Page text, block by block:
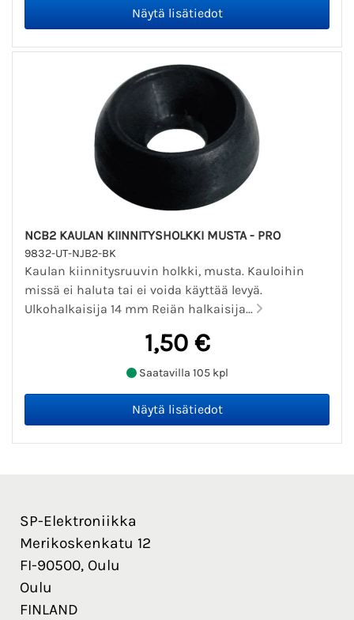
NCB2 KAULAN KIINNITYSHOLKKI MUSTA - PRO
9832-UT-NJB2-BK
Kaulan kiinnitysruuvin holkki, musta. Kauloihin
missä ei haluta tai ei voida käyttää levyä.
Ulkohalkaisija 14 mm Reiän halkaisija...
1,50 €
Saatavilla 105 kpl
SP-Elektroniikka
Merikoskenkatu 12
FI-90500, Oulu
Oulu
FINLAND